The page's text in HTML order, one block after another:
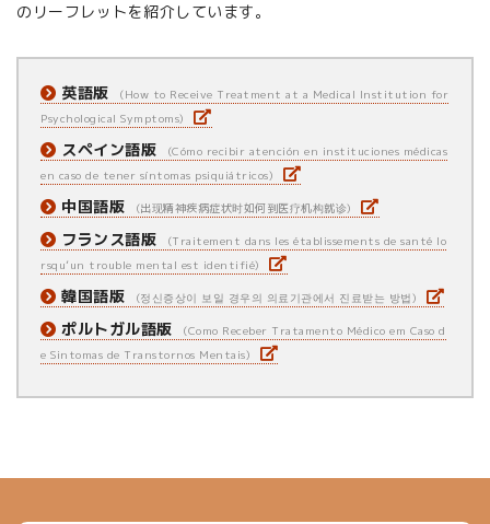
のリーフレットを紹介しています。
英語版
How to Receive Treatment at a Medical Institution for
Psychological Symptoms
スペイン語版
Cómo recibir atención en instituciones médicas
en caso de tener síntomas psiquiátricos
中国語版 出现精神疾病症状时如何到医疗机构就诊
フランス語版
Traitement dans les établissements de santé lo
rsqu’un trouble mental est identifié
韓国語版 정신증상이 보일 경우의 의료기관에서 진료받는 방법
ポルトガル語版
Como Receber Tratamento Médico em Caso d
e Sintomas de Transtornos Mentais